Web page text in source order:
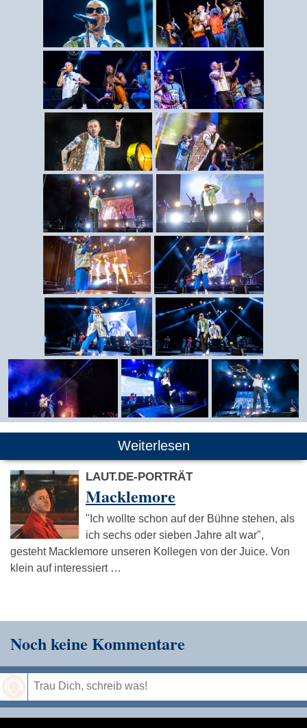
Weiterlesen
LAUT.DE-PORTRÄT
Macklemore
"Ich wollte schon auf der Bühne stehen, als
ich sechs oder sieben Jahre alt war",
gesteht Macklemore unseren Kollegen von der Juice. Von
klein auf interessiert …
Noch keine Kommentare